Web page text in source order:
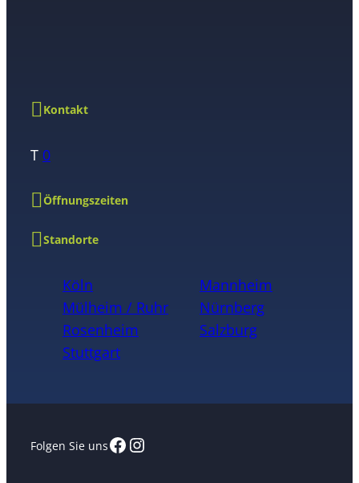
Kontakt
T 0
Öffnungszeiten
Standorte
Köln
Mannheim
Mülheim / Ruhr
Nürnberg
Rosenheim
Salzburg
Stuttgart
Folgen Sie unsFacebook
Instagram